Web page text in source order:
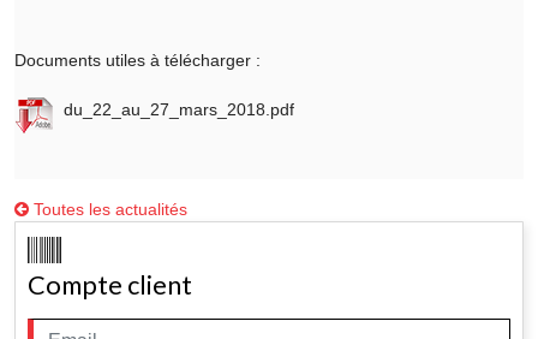
Documents utiles à télécharger :
du_22_au_27_mars_2018.pdf
Toutes les actualités
Compte client